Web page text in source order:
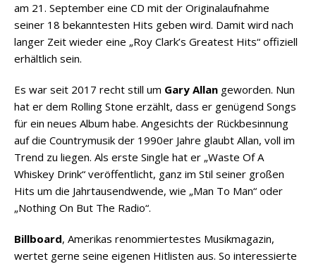
am 21. September eine CD mit der Originalaufnahme
seiner 18 bekanntesten Hits geben wird. Damit wird nach
langer Zeit wieder eine „Roy Clark’s Greatest Hits“ offiziell
erhältlich sein.
Es war seit 2017 recht still um Gary Allan geworden. Nun
hat er dem Rolling Stone erzählt, dass er genügend Songs
für ein neues Album habe. Angesichts der Rückbesinnung
auf die Countrymusik der 1990er Jahre glaubt Allan, voll im
Trend zu liegen. Als erste Single hat er „Waste Of A
Whiskey Drink“ veröffentlicht, ganz im Stil seiner großen
Hits um die Jahrtausendwende, wie „Man To Man“ oder
„Nothing On But The Radio“.
Billboard, Amerikas renommiertestes Musikmagazin,
wertet gerne seine eigenen Hitlisten aus. So interessierte